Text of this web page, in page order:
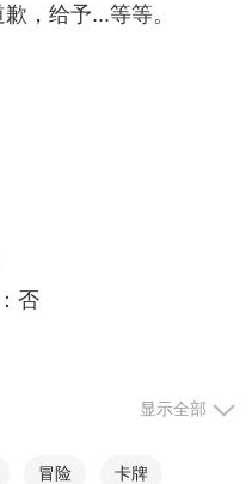
，给予...等等。
否
显示全部
冒险 卡牌